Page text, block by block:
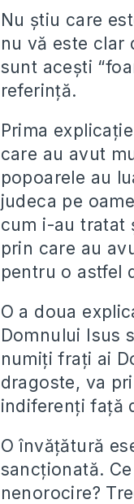
Nu știu care
nu vă este clar
sunt acești
referință.
Prima
care au avut
popoarele au
judeca pe
cum i-au tratat
prin care au
pentru o astfel
O a doua
Domnului Isus
numiți frați ai
dragoste, va
indiferenți față
O învățătură
sancționată.
nenorocire?